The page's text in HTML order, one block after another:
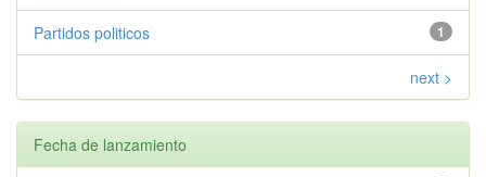
1
Partidos politicos
next >
Fecha de lanzamiento